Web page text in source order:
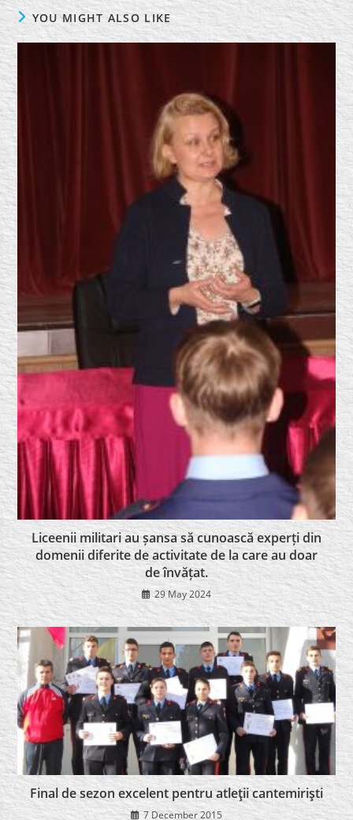
YOU MIGHT ALSO LIKE
Liceenii militari au șansa să cunoască experți din
domenii diferite de activitate de la care au doar
de învățat.
29 May 2024
Final de sezon excelent pentru atleţii cantemirişti
7 December 2015